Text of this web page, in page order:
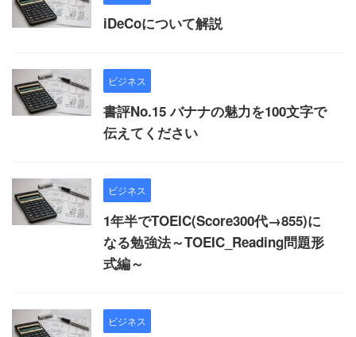
iDeCoについて解説
ビジネス
書評No.15 バナナの魅力を100文字で
伝えてください
ビジネス
1年半でTOEIC(Score300代→855)に
なる勉強法～TOEIC_Reading問題形
式編～
ビジネス